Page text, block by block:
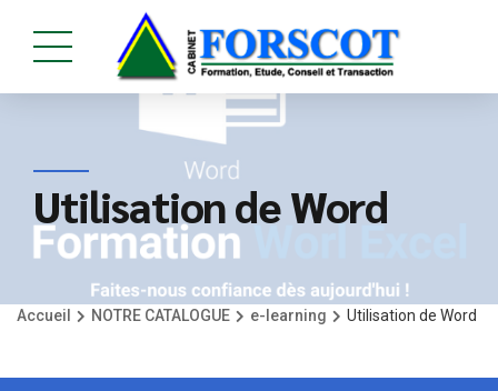
Utilisation de Word
Accueil NOTRE CATALOGUE e-learning Utilisation de Word